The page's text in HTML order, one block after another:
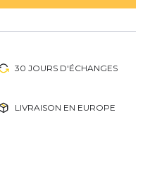
30 JOURS D'ÉCHANGES
LIVRAISON EN EUROPE